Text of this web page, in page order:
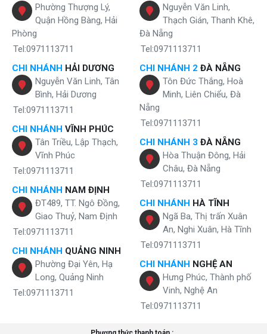
Phường Thượng Lý,
Quận Hồng Bàng, Hải
Phòng
Tel:0971113711
CHI NHÁNH HẢI DƯƠNG
Nguyễn Văn Linh, Tân
Bình, Hải Dương
Tel:0971113711
CHI NHÁNH VĨNH PHÚC
Tân Triều, Lập Thạch,
Vĩnh Phúc
Tel:0971113711
CHI NHÁNH NAM ĐỊNH
ĐT489, TT. Ngô Đồng,
Giao Thuỷ, Nam Định
Tel:0971113711
CHI NHÁNH QUẢNG NINH
Phường Đại Yên, Hạ
Long, Quảng Ninh
Tel:0971113711
Nguyễn Văn Linh,
Thạch Gián, Thanh Khê,
Đà Nẵng
Tel:0971113711
CHI NHÁNH 2 ĐÀ NẴNG
Tôn Đức Thắng, Hoà
Minh, Liên Chiểu, Đà
Nẵng
Tel:0971113711
CHI NHÁNH 3 ĐÀ NẴNG
Hòa Thuận Đông, Hải
Châu, Đà Nẵng
Tel:0971113711
CHI NHÁNH HÀ TĨNH
Ngã Ba, Thị trấn Xuân
An, Nghi Xuân, Hà Tĩnh
Tel:0971113711
CHI NHÁNH NGHỆ AN
Hưng Phúc, Thành phố
Vinh, Nghệ An
Tel:0971113711